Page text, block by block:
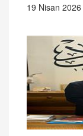
19 Nisan